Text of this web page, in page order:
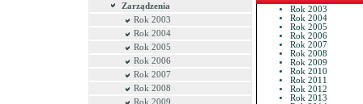
Zarządzenia
Rok 2003
Rok 2004
Rok 2005
Rok 2006
Rok 2007
Rok 2008
Rok 2009
Rok 2003
Rok 2004
Rok 2005
Rok 2006
Rok 2007
Rok 2008
Rok 2009
Rok 2010
Rok 2011
Rok 2012
Rok 2013